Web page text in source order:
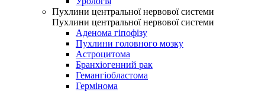
Пухлини центральної нервової системи
Пухлини центральної нервової системи
Аденома гіпофізу
Пухлини головного мозку
Астроцитома
Бранхіогенний рак
Гемангіобластома
Гермінома